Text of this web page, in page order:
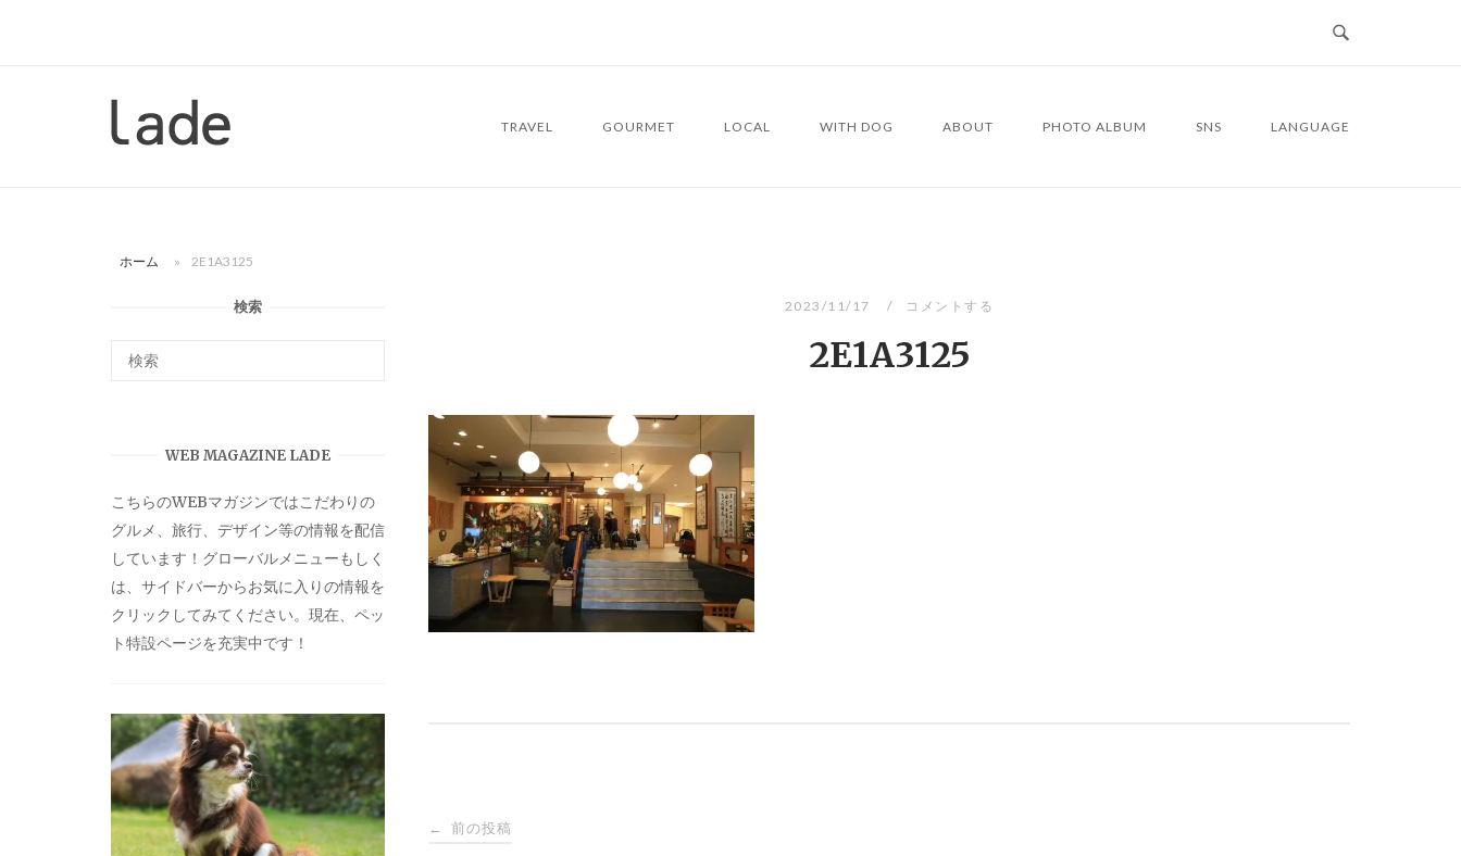
ー
TRAVEL GOURMET LOCAL WITH DOG ABOUT PHOTO ALBUM SNS LANGUAGE
ホーム » 2E1A3125
2023/11/17 コメントする
2E1A3125
投
← 前の投稿
検索
WEB MAGAZINE LADE
こちらのWEBマガジンではこだわりの
グルメ、旅行、デザイン等の情報を配信
しています！グローバルメニューもしく
は、サイドバーからお気に入りの情報を
クリックしてみてください。現在、ペッ
ト特設ページを充実中です！